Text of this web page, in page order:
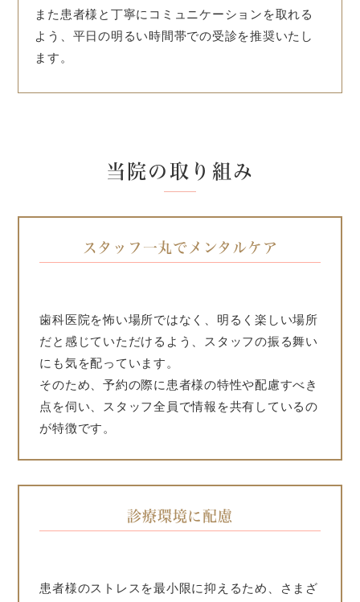
また患者様と丁寧にコミュニケーションを取れる
よう、平日の明るい時間帯での受診を推奨いたし
ます。
当院の取り組み
スタッフ一丸でメンタルケア
歯科医院を怖い場所ではなく、明るく楽しい場所
だと感じていただけるよう、スタッフの振る舞い
にも気を配っています。
そのため、予約の際に患者様の特性や配慮すべき
点を伺い、スタッフ全員で情報を共有しているの
が特徴です。
診療環境に配慮
患者様のストレスを最小限に抑えるため、さまざ